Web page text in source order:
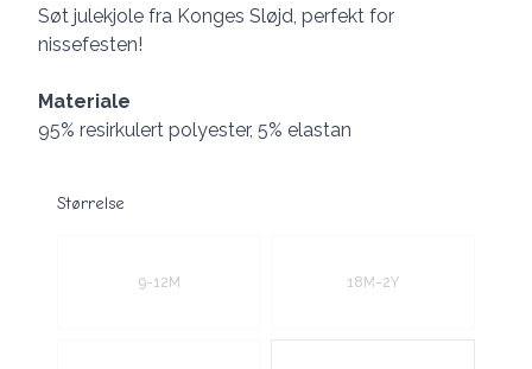
Description
Søt julekjole fra Konges Sløjd, perfekt for
nissefesten!
Materiale
95% resirkulert polyester, 5% elastan
Størrelse
9-12M 18M-2Y